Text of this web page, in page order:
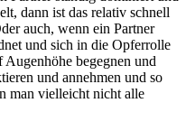
dann ist das relativ schnell
auch, wenn ein Partner
und sich in die Opferrolle
begegnen und
und annehmen und so
man vielleicht nicht alle